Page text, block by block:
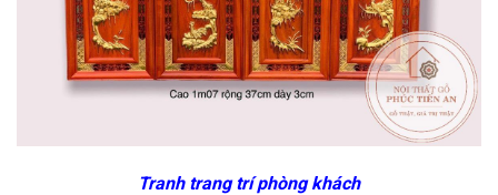
Tranh trang trí phòng khách